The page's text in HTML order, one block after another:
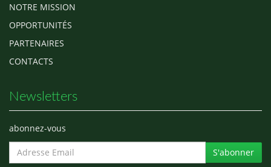
NOTRE MISSION
OPPORTUNITÉS
PARTENAIRES
CONTACTS
Newsletters
abonnez-vous
S'abonner